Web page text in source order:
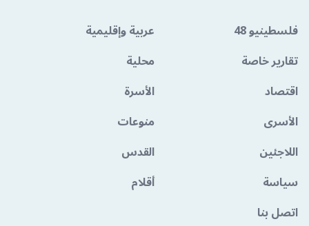
فلسطينيو 48
عربية وإقليمية
تقارير خاصة
محلية
اقتصاد
الأسرة
الأسرى
منوعات
اللاجئين
القدس
سياسة
أقلام
اتصل بنا